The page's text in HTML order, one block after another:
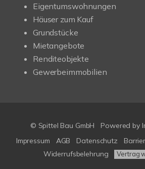
Eigentumswohnungen
Häuser zum Kauf
Grundstücke
Mietangebote
Renditeobjekte
Gewerbeimmobilien
© Spittel Bau GmbH Powered by
Impressum
AGB Datenschutz
Widerrufsbelehrung
Vertrag